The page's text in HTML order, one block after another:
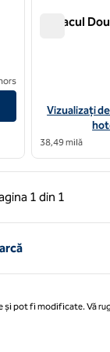
Conacul
Vizualizați
Vizualizați
38,49 milă
Pagina 1 din 1
anterioară, 1 din 1
1 din 1
pot fi modificate. Vă